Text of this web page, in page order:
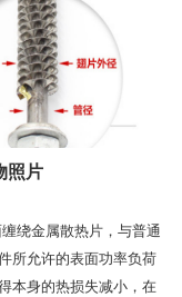
照片
绕金属散热片，与普通
所允许的表面功率负荷
本身的热损失减小，在